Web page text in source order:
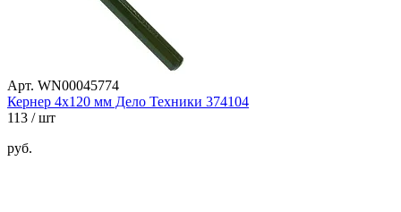
Арт. WN00045774
Кернер 4х120 мм Дело Техники 374104
113 / шт
руб.